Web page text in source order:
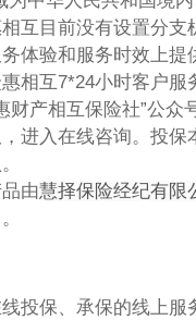
互目前没有设置分支
体验和服务时效上提
相互7*24小时客户服
财产相互保险社”公众
进入在线咨询。投保
由慧择保险经纪有限
投保、承保的线上服